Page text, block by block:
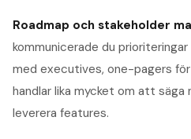
Roadmap och stakeholder
kommunicerade du
med executives, one-pagers
handlar lika mycket om att
leverera features.